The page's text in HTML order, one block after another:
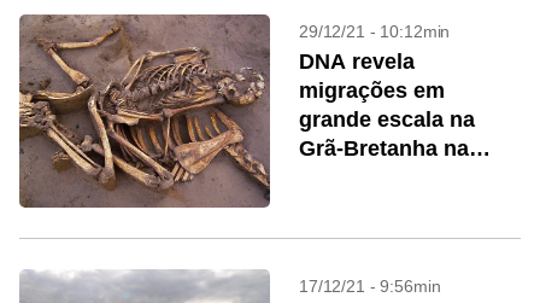
29/12/21 - 10:12min
DNA revela
migrações em
grande escala na
Grã-Bretanha na
17/12/21 - 9:56min